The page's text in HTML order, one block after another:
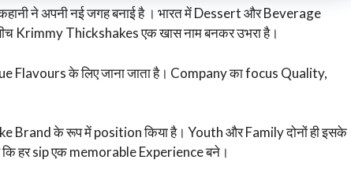
ने अपनी नई जगह बनाई है । भारत में Dessert और Beverage
Krimmy Thickshakes एक खास नाम बनकर उभरा है।
के लिए जाना जाता है। Company का focus Quality,
Brand के रूप में position किया है। Youth और Family दोनों ही इसके
हर sip एक memorable Experience बने।